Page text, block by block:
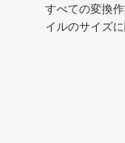
すべての変換
イルのサイズ